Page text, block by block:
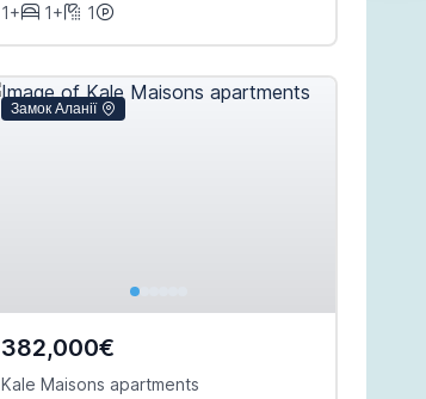
1+
1+ 1
Замок Аланії
382,000€
Kale Maisons apartments